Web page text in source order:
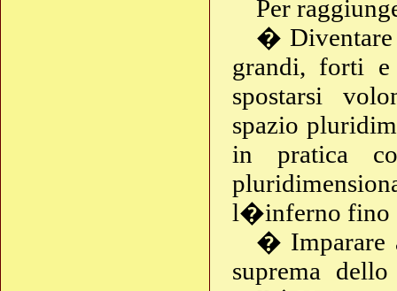
Per
� Diventare
grandi, forti
spostarsi
spazio
in pratica
l�inferno fino
� Imparare
suprema